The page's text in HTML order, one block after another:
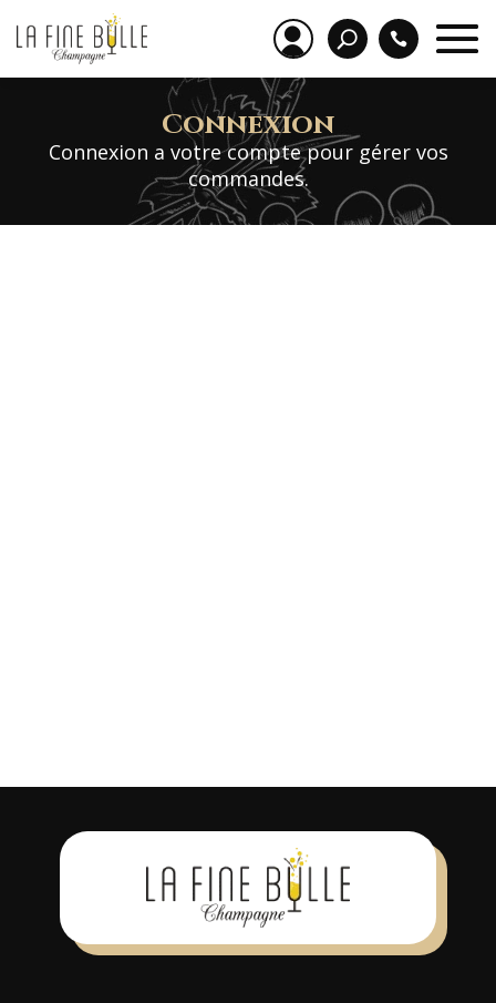
Connexion
Connexion a votre compte pour gérer vos
commandes.